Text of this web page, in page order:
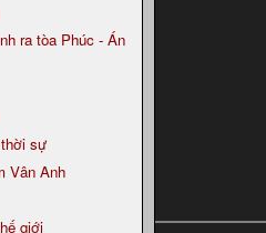
ra tòa Phúc - Án
sự
Vân Anh
giới